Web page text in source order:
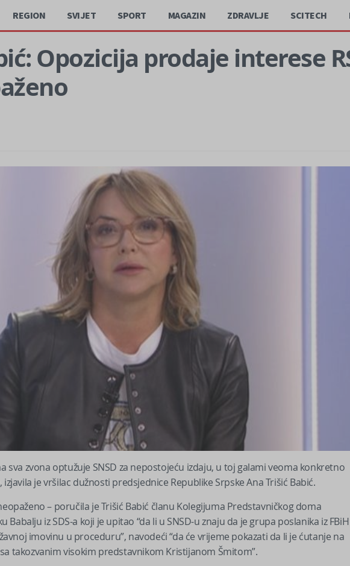
REGION SVIJET SPORT MAGAZIN ZDRAVLJE SCITECH
Opozicija prodaje interese
sva zvona optužuje SNSD za nepostojeću izdaju, u toj galami veoma konkretno
je vršilac dužnosti predsjednice Republike Srpske Ana Trišić Babić.
– poručila je Trišić Babić članu Kolegijuma Predstavničkog doma
iz SDS-a koji je upitao “da li u SNSD-u znaju da je grupa poslanika iz FBiH
imovinu u proceduru”, navodeći “da će vrijeme pokazati da li je ćutanje na
takozvanim visokim predstavnikom Kristijanom Šmitom”.